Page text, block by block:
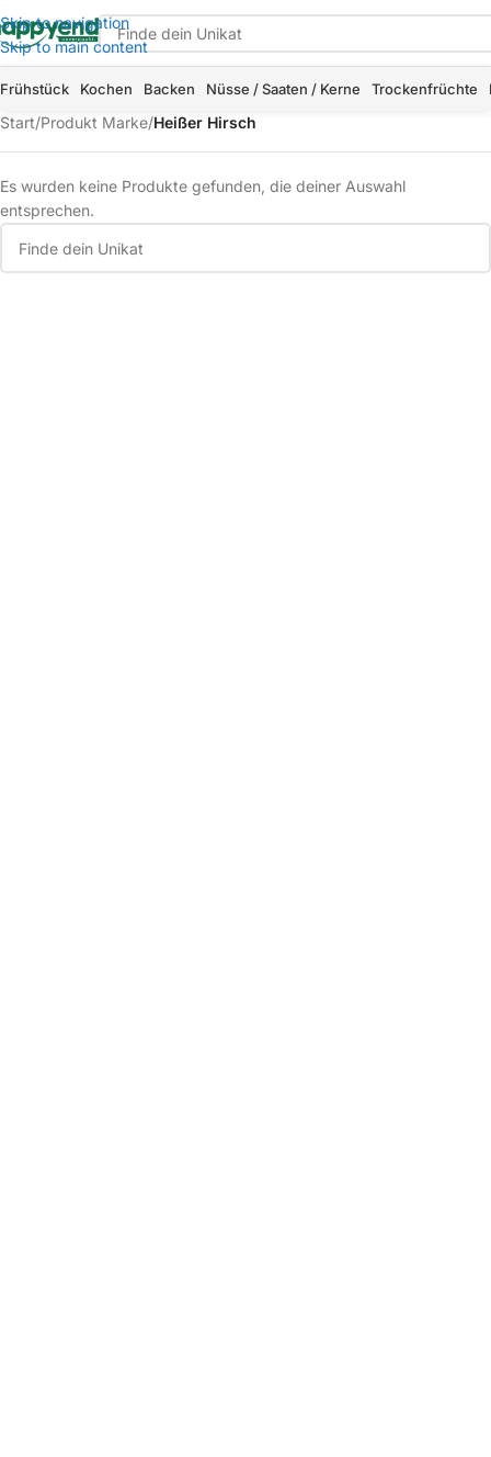
Skip to navigation
Skip to main content
Frühstück Kochen Backen Nüsse / Saaten / Kerne Trockenfrüchte
Start/Produkt Marke/Heißer Hirsch
Es wurden keine Produkte gefunden, die deiner Auswahl
entsprechen.